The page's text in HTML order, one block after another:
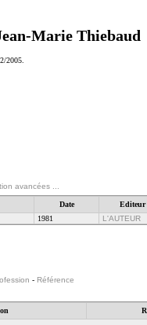
Marie Thiebaud
2005.
avancées ...
Date Editeur
1981 L'AUTEUR
- Référence